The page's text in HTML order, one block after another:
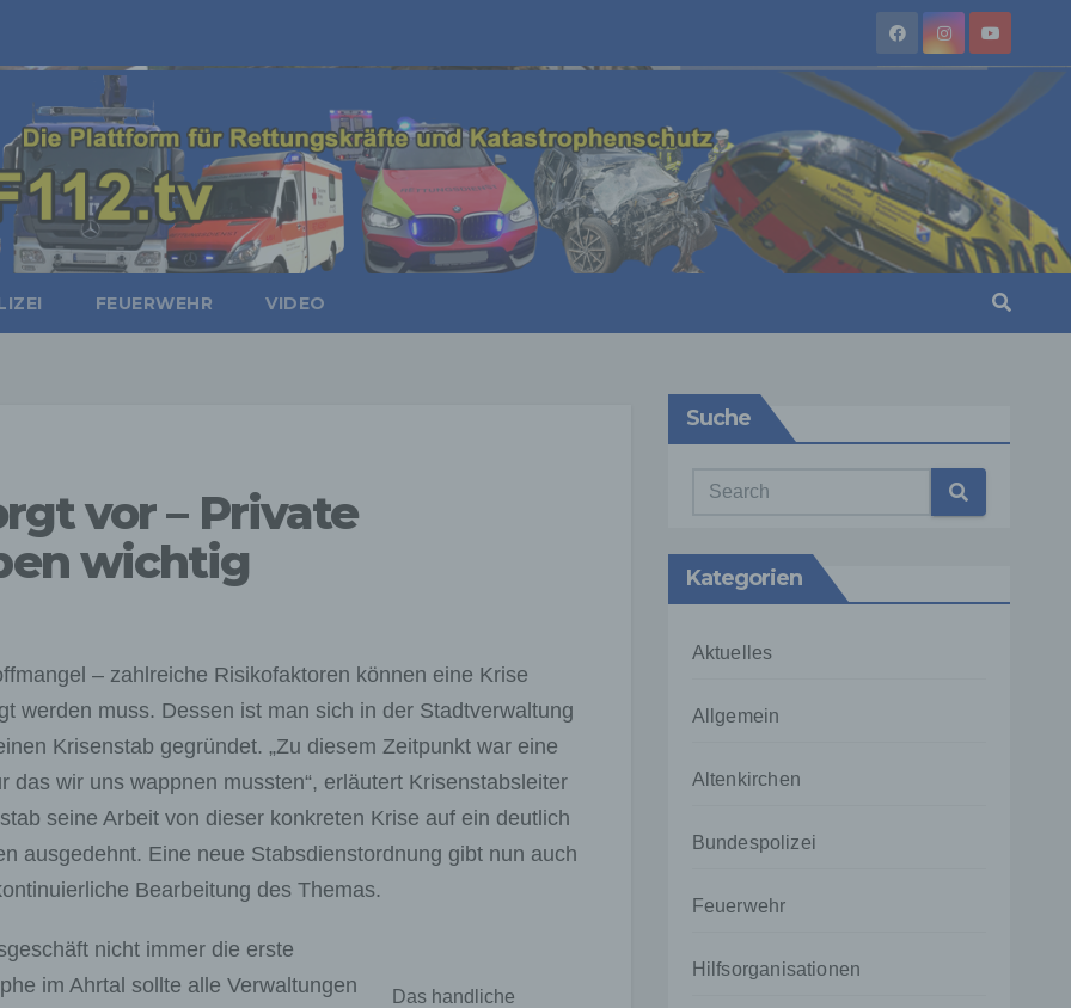
FEUERWEHR VIDEO
vor – Private
wichtig
– zahlreiche Risikofaktoren können eine Krise
werden muss. Dessen ist man sich in der Stadtverwaltung
Krisenstab gegründet. „Zu diesem Zeitpunkt war eine
wir uns wappnen mussten“, erläutert Krisenstabsleiter
seine Arbeit von dieser konkreten Krise auf ein deutlich
ausgedehnt. Eine neue Stabsdienstordnung gibt nun auch
Bearbeitung des Themas.
Das handliche
nicht immer die erste
im Ahrtal sollte alle Verwaltungen
Suche
Kategorien
Aktuelles
Allgemein
Altenkirchen
Bundespolizei
Feuerwehr
Hilfsorganisationen